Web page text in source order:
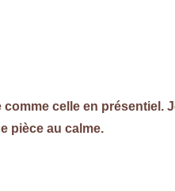
comme celle en présentiel.
pièce au calme.